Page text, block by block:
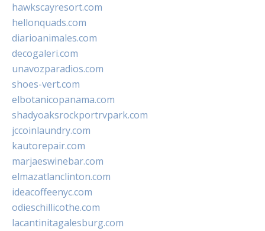
hawkscayresort.com
hellonquads.com
diarioanimales.com
decogaleri.com
unavozparadios.com
shoes-vert.com
elbotanicopanama.com
shadyoaksrockportrvpark.com
jccoinlaundry.com
kautorepair.com
marjaeswinebar.com
elmazatlanclinton.com
ideacoffeenyc.com
odieschillicothe.com
lacantinitagalesburg.com